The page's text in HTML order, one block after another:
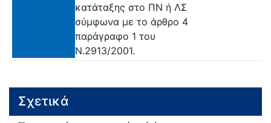
κατάταξης στο ΠΝ ή ΛΣ
σύμφωνα με το άρθρο 4
παράγραφο 1 του
Ν.2913/2001.
Σχετικά